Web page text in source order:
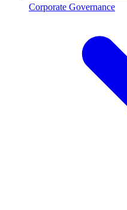
Corporate Governance